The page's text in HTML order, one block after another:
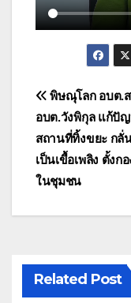
แนะแนว
เรื่อง
พิษณุโลก อบต.
อบต.วังพิกุล แก้ปั
สถานที่ทิ้งขยะ กลั่
เป็นเขื้อเพลิง ตั้งก
ในชุมชน
Related Post